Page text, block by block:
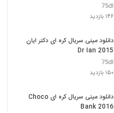
75dl
۱۴۶ بازدید
دانلود مینی سریال کره ای دکتر ایان
Dr Ian 2015
75dl
۱۵۰ بازدید
دانلود مینی سریال کره ای Choco
Bank 2016